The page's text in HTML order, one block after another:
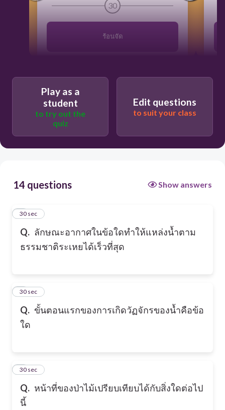
30
ร้อนจัด
หนาวจัด
Play as a
student
to try out the
quiz
Edit questions
to suit your class
14 questions Show answers
Q. ลักษณะอากาศในข้อใดทำให้แหล่งน้ำตาม
ธรรมชาติระเหยได้เร็วที่สุด
1
30 sec
Q. ขั้นตอนแรกของการเกิดวัฏจักรของน้ำคือข้อ
ใด
2
30 sec
Q. หน้าที่ของป่าไม้เปรียบเทียบได้กับสิ่งใดต่อไป
นี้
3
30 sec